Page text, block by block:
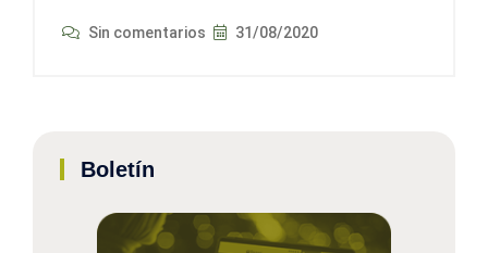
Sin comentarios 31/08/2020
Boletín